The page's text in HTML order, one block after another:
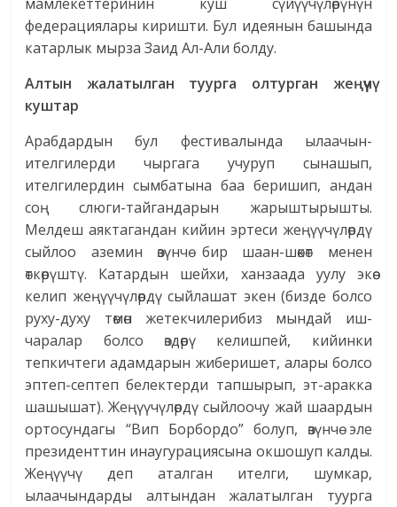
федерациялары киришти. Бул идеянын башында
катарлык мырза Заид Ал-Али болду.
Алтын жалатылган туурга олтурган жеңүүчү
куштар
Арабдардын бул фестивалында ылаачын-
ителгилерди чыргага учуруп сынашып,
ителгилердин сымбатына баа беришип, андан
соң слюги-тайгандарын жарыштырышты.
Мелдеш аяктагандан кийин эртеси жеңүүчүлөрдү
сыйлоо аземин өзүнчө бир шаан-шөкөт менен
өткөрүштү. Катардын шейхи, ханзаада уулу экөө
келип жеңүүчүлөрдү сыйлашат экен (бизде болсо
руху-духу төмөн жетекчилерибиз мындай иш-
чаралар болсо өздөрү келишпей, кийинки
тепкичтеги адамдарын жиберишет, алары болсо
эптеп-септеп белектерди тапшырып, эт-аракка
шашышат). Жеңүүчүлөрдү сыйлоочу жай шаардын
ортосундагы “Вип Борбордо” болуп, өзүнчө эле
президенттин инаугурациясына окшошуп калды.
Жеңүүчү деп аталган ителги, шумкар,
ылаачындарды алтындан жалатылган туурга